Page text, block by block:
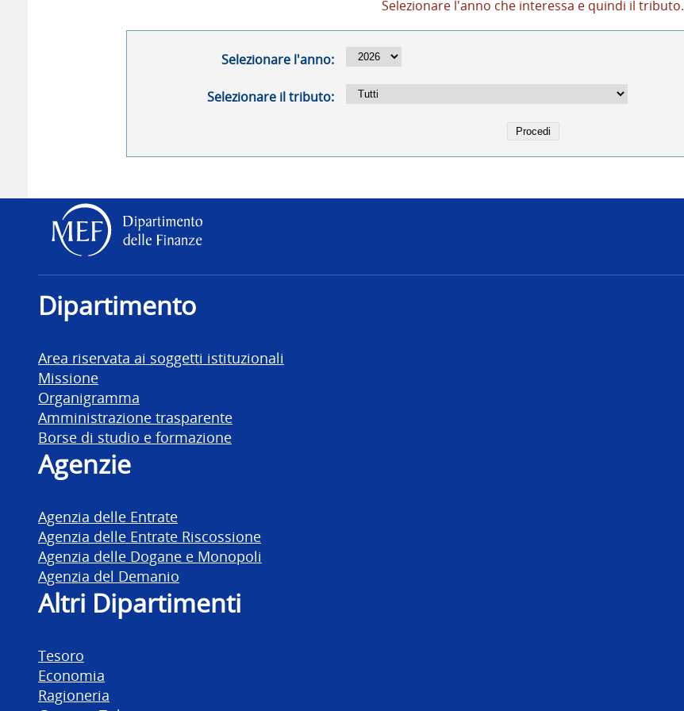
Selezionare l'anno che interessa e quindi il tributo.
Selezionare l'anno:
Selezionare il tributo:
Dipartimento delle Finanze
Dipartimento
Area riservata ai soggetti istituzionali
Missione
Organigramma
Amministrazione trasparente
Borse di studio e formazione
Agenzie
Agenzia delle Entrate
Agenzia delle Entrate Riscossione
Agenzia delle Dogane e Monopoli
Agenzia del Demanio
Altri Dipartimenti
Tesoro
Economia
Ragioneria